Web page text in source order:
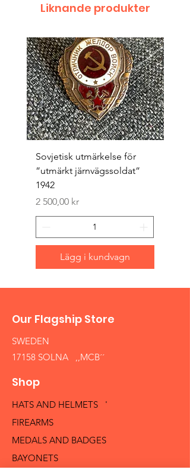
Liknande produkter
Sovjetisk utmärkelse för
”utmärkt järnvägssoldat”
1942
Pris
2 500,00 kr
Lägg i kundvagn
Our Flagship Store
SWEDEN
17158 SOLNA ,,MCB´´
Shop
HATS AND HELMETS '
FIREARMS
MEDALS AND BADGES
BAYONETS